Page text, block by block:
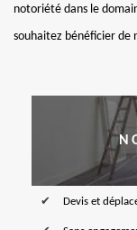
notoriété dans le
souhaitez bénéficier de
Devis et